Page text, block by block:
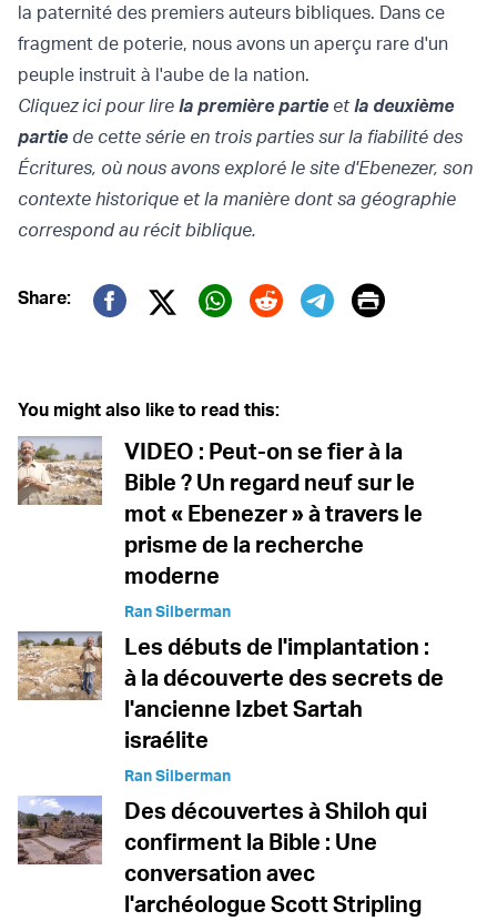
la paternité des premiers auteurs bibliques. Dans ce
fragment de poterie, nous avons un aperçu rare d'un
peuple instruit à l'aube de la nation.
Cliquez ici pour lire la première partieetla deuxième
partiede cette série en trois parties sur la fiabilité des
Écritures, où nous avons exploré le site d'Ebenezer, son
contexte historique et la manière dont sa géographie
correspond au récit biblique.
Share:
Twitter (X)
Print
You might also like to read this:
VIDEO : Peut-on se fier à la
Bible ? Un regard neuf sur le
mot « Ebenezer » à travers le
prisme de la recherche
moderne
Ran Silberman
Les débuts de l'implantation :
à la découverte des secrets de
l'ancienne Izbet Sartah
israélite
Ran Silberman
Des découvertes à Shiloh qui
confirment la Bible : Une
conversation avec
l'archéologue Scott Stripling